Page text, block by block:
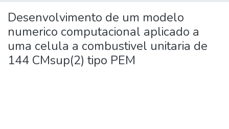
Communities & Collections
All of DSpace
Statistics
Desenvolvimento de um modelo
numerico computacional aplicado a
uma celula a combustivel unitaria de
144 CMsup(2) tipo PEM